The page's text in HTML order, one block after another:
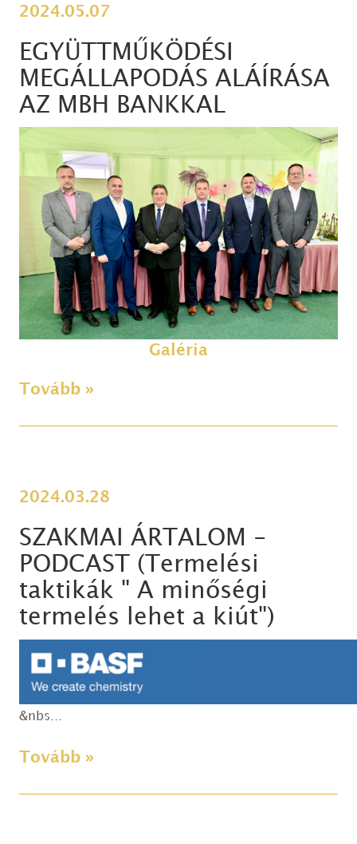
2024.05.07
EGYÜTTMŰKÖDÉSI
MEGÁLLAPODÁS ALÁÍRÁSA
AZ MBH BANKKAL
Galéria
Tovább »
2024.03.28
SZAKMAI ÁRTALOM -
PODCAST (Termelési
taktikák " A minőségi
termelés lehet a kiút")
&nbs...
Tovább »